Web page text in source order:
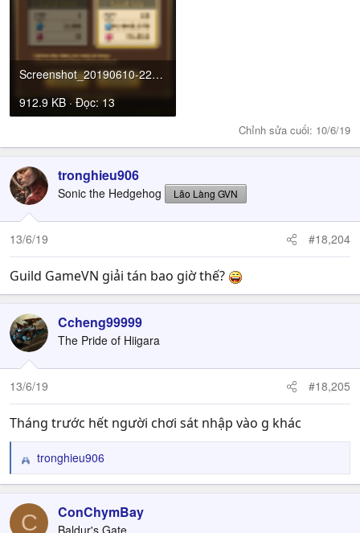
Screenshot_20190610-223225.png
912.9 KB · Đọc: 13
Chỉnh sửa cuối: 10/6/19
tronghieu906
Sonic the Hedgehog Lão Làng GVN
13/6/19 #18,204
Guild GameVN giải tán bao giờ thế?
Ccheng99999
The Pride of Hiigara
13/6/19 #18,205
Tháng trước hết người chơi sát nhập vào g khác
R
e
c
tronghieu906
C ConChymBay
Baldur's Gate